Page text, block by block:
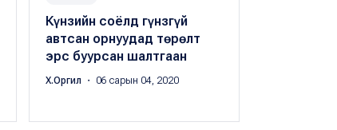
Күнзийн соёлд гүнзгүй
автсан орнуудад төрөлт
эрс буурсан шалтгаан
Х.Оргил ・ 06 сарын 04, 2020